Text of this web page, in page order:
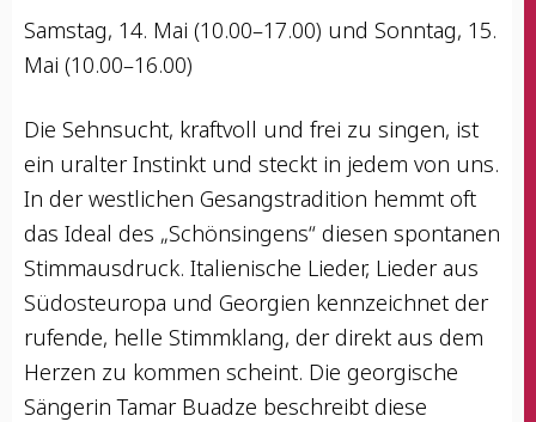
Sams­tag, 14. Mai (10.00–17.00) und Sonn­tag, 15.
Mai (10.00–16.00)
Die Sehn­sucht, kraft­voll und frei zu sin­gen, ist
ein uralter Instinkt und steckt in jedem von uns.
In der west­li­chen Gesangs­tra­di­ti­on hemmt oft
das Ide­al des „Schön­sin­gens“ die­sen spon­ta­nen
Stimm­aus­druck. Ita­lie­ni­sche Lie­der, Lie­der aus
Süd­ost­eu­ro­pa und Geor­gi­en kenn­zeich­net der
rufen­de, hel­le Stimm­klang, der direkt aus dem
Her­zen zu kom­men scheint. Die geor­gi­sche
Sän­ge­rin Tamar Buad­ze beschreibt die­se